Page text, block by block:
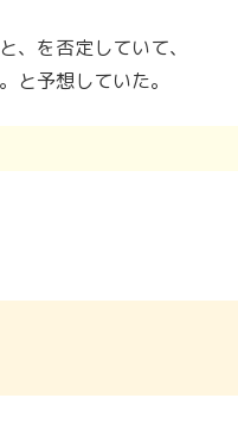
、を否定していて、
と予想していた。